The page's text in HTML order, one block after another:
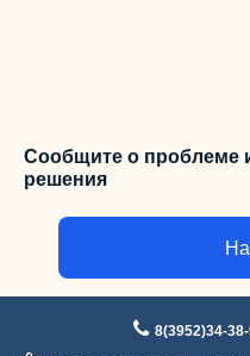
Сообщите о проблеме
решения
8(3952)34-